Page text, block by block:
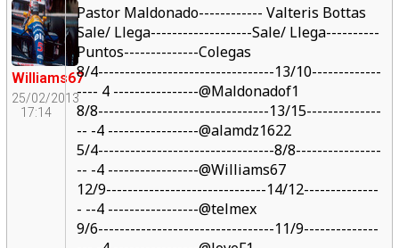
Williams67
25/02/2013
17:14
Pastor Maldonado------------ Valteris Bottas
Sale/ Llega-------------------Sale/ Llega----------
Puntos--------------Colegas
8/4---------------------------------13/10-------------
---- 4 ----------------@Maldonadof1
8/8--------------------------------13/15--------------
-- -4 -----------------@alamdz1622
5/4---------------------------------8/8----------------
-- -4 -----------------@Williams67
12/9------------------------------14/12--------------
- --4 -----------------@telmex
9/6---------------------------------11/9--------------